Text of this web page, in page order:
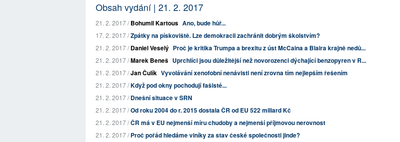
Obsah vydání | 21. 2. 2017
21. 2. 2017 /Bohumil Kartous Ano, bude hůř...
17. 2. 2017 /Zpátky na pískoviště. Lze demokracii zachránit dobrým školstvím?
21. 2. 2017 /Daniel Veselý Proč je kritika Trumpa a brexitu z úst McCaina a Blaira krajně nedů...
21. 2. 2017 /Marek Beneš Uprchlíci jsou důležitější než novorozenci dýchající benzopyren v R...
21. 2. 2017 /Jan Čulík Vyvolávání xenofobní nenávisti není zrovna tím nejlepším řešením
21. 2. 2017 /Když pod okny pochodují fašisté...
21. 2. 2017 /Dnešní situace v SRN
21. 2. 2017 /Od roku 2004 do r. 2015 dostala ČR od EU 522 miliard Kč
21. 2. 2017 /ČR má v EU nejmenší míru chudoby a nejmenší příjmovou nerovnost
21. 2. 2017 /Proč pořád hledáme viníky za stav české společnosti jinde?